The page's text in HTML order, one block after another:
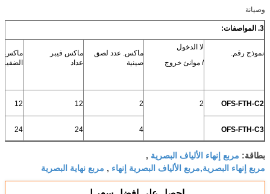
وصيانة
3. المواصفات:
نموذج رقم.
لا الدخول
/ موانئ خروج
ماكس. عدد لصق
صينية
ماكس فيبر
عداد
ماكس.
OFS-FTH-C2
2
2
12
12
OFS-FTH-C3
4
24
24
بطاقة: مربع إنهاء الألياف البصرية ,
مربع إنهاء البصرية,مربع الألياف البصرية إنهاء , مربع نهاية البصرية